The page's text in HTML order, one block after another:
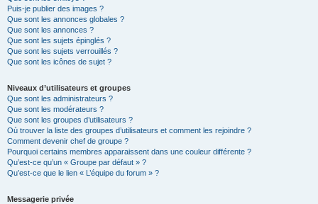
Puis-je publier des images ?
Que sont les annonces globales ?
Que sont les annonces ?
Que sont les sujets épinglés ?
Que sont les sujets verrouillés ?
Que sont les icônes de sujet ?
Niveaux d’utilisateurs et groupes
Que sont les administrateurs ?
Que sont les modérateurs ?
Que sont les groupes d’utilisateurs ?
Où trouver la liste des groupes d’utilisateurs et comment les rejoindre ?
Comment devenir chef de groupe ?
Pourquoi certains membres apparaissent dans une couleur différente ?
Qu’est-ce qu’un « Groupe par défaut » ?
Qu’est-ce que le lien « L’équipe du forum » ?
Messagerie privée